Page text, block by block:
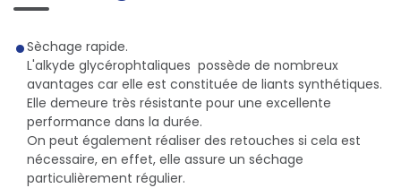
Sèchage rapide.
L'alkyde glycérophtaliques possède de nombreux
avantages car elle est constituée de liants synthétiques.
Elle demeure très résistante pour une excellente
performance dans la durée.
On peut également réaliser des retouches si cela est
nécessaire, en effet, elle assure un séchage
particulièrement régulier.